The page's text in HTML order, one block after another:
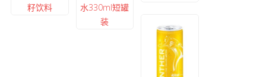
籽饮料
水330ml短罐
装